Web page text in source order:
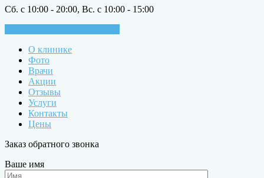
Сб. с 10:00 - 20:00, Вс. с 10:00 - 15:00
О клинике
Фото
Врачи
Акции
Отзывы
Услуги
Контакты
Цены
Заказ обратного звонка
Ваше имя